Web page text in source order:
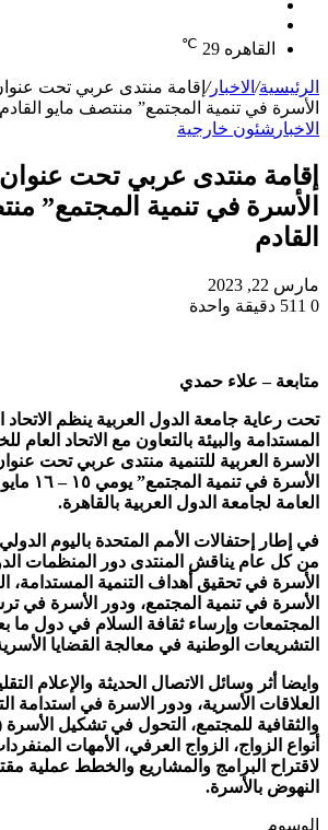
عشوائي
القاهره 29
℃
الرئيسية/ الاخبار/ إقامة منتدى عربي تحت
الأسرة في تنمية المجتمع” منتصف مايو القادم
الاخبار شئون خارجية
إقامة منتدى عربي تحت عنوان
الأسرة في تنمية المجتمع”
القادم
مارس 22, 2023
0
دقيقة واحدة
متابعة – علاء حمدي
تحت رعاية جامعة الدول العربية ينظم الاتحاد
المستدامة والبيئة بالتعاون مع الاتحاد
الاسرة العربية للتنمية منتدى عربي تحت
العامة لجامعة الدول العربية بالقاهرة.
من كل عام يناقش المنتدى دور المنظمات
الأسرة في تحقيق أهداف التنمية المستدامة،
الأسرة في تنمية المجتمع، ودور الأسرة في
المجتمعات وإرساء ثقافة السلام في دول ما
التشريعات الوطنية في معالجة القضايا
وايضا أثر وسائل الاتصال الحديثة والإعلام
العلاقات الأسرية، ودور الاسرة في استدامة
والثقافية للمجتمع، التحول في تشكيل الأسرة
أنواع الزواج، الزواج العرفي، الأمهات
لاقتراح البرامج والمشاريع والخطط عملية
النهوض بالأسرة.
الوسوم